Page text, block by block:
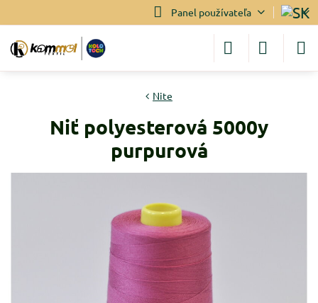
Panel používateľa
Nite
Niť polyesterová 5000y
purpurová